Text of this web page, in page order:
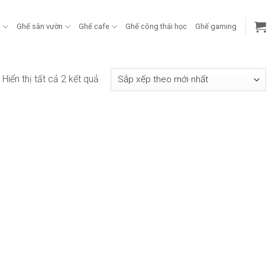
Ghế sân vườn Ghế cafe Ghế công thái học Ghế gaming
Hiển thị tất cả 2 kết quảĐã
sắp